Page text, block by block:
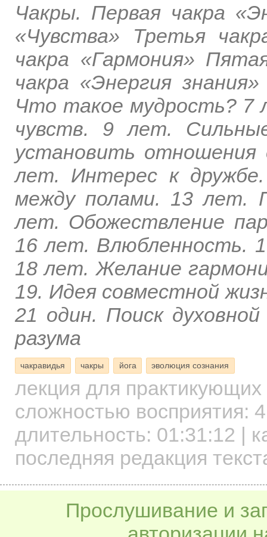
Чакры. Первая чакра
«Чувства» Третья
чакра «Гармония»
чакра «Энергия
Что такое мудрость? 7
чувств. 9 лет.
установить отношения
лет. Интерес к
между полами. 13 лет.
лет. Обожествление
16 лет. Влюбленность.
18 лет. Желание
19. Идея совместной
21 один. Поиск
разума
чакравидья чакры йога эволюция сознания
лекция для практикующих
сложностью восприятия: 4
длительность: 01:31:12 |
последняя редакция
Прослушивание и